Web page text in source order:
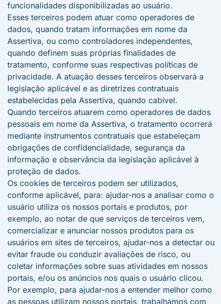
funcionalidades disponibilizadas ao usuário.
Esses terceiros podem atuar como operadores de
dados, quando tratam informações em nome da
Assertiva, ou como controladores independentes,
quando definem suas próprias finalidades de
tratamento, conforme suas respectivas políticas de
privacidade. A atuação desses terceiros observará a
legislação aplicável e as diretrizes contratuais
estabelecidas pela Assertiva, quando cabível.
Quando terceiros atuarem como operadores de dados
pessoais em nome da Assertiva, o tratamento ocorrerá
mediante instrumentos contratuais que estabeleçam
obrigações de confidencialidade, segurança da
informação e observância da legislação aplicável à
proteção de dados.
Os cookies de terceiros podem ser utilizados,
conforme aplicável, para: ajudar-nos a analisar como o
usuário utiliza os nossos portais e produtos, por
exemplo, ao notar de que serviços de terceiros vem,
comercializar e anunciar nossos produtos para os
usuários em sites de terceiros, ajudar-nos a detectar ou
evitar fraude ou conduzir avaliações de risco, ou
coletar informações sobre suas atividades em nossos
portais, e/ou os anúncios nos quais o usuário clicou.
Por exemplo, para ajudar-nos a entender melhor como
as pessoas utilizam nossos portais, trabalhamos com